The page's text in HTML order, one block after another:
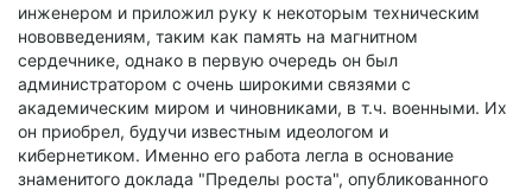
инженером и приложил руку к некоторым техническим
нововведениям, таким как память на магнитном
сердечнике, однако в первую очередь он был
администратором с очень широкими связями с
академическим миром и чиновниками, в т.ч. военными. Их
он приобрел, будучи известным идеологом и
кибернетиком. Именно его работа легла в основание
знаменитого доклада "Пределы роста", опубликованного